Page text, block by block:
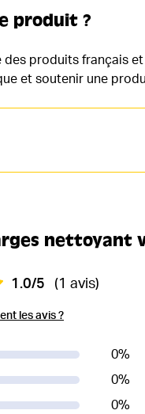
produit ?
produits français
et soutenir une
nettoyant
1.0/5 (1 avis)
les avis ?
0%
0%
0%